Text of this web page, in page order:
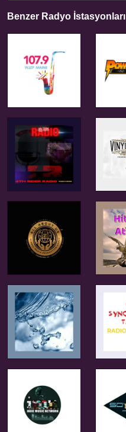
Benzer Radyo İstasyonları